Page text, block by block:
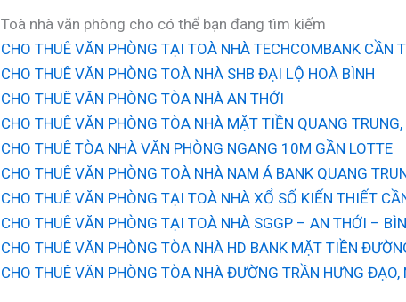
Toà nhà văn phòng cho có thể bạn đang tìm kiếm
CHO THUÊ VĂN PHÒNG TẠI TOÀ NHÀ TECHCOMBANK CẦN
CHO THUÊ VĂN PHÒNG TOÀ NHÀ SHB ĐẠI LỘ HOÀ BÌNH
CHO THUÊ VĂN PHÒNG TÒA NHÀ AN THỚI
CHO THUÊ VĂN PHÒNG TÒA NHÀ MẶT TIỀN QUANG
CHO THUÊ TÒA NHÀ VĂN PHÒNG NGANG 10M GẦN LOTTE
CHO THUÊ VĂN PHÒNG TOÀ NHÀ NAM Á BANK QUANG
CHO THUÊ VĂN PHÒNG TẠI TOÀ NHÀ XỔ SỐ KIẾN THIẾT
CHO THUÊ VĂN PHÒNG TẠI TOÀ NHÀ SGGP – AN THỚI –
CHO THUÊ VĂN PHÒNG TÒA NHÀ HD BANK MẶT TIỀN
CHO THUÊ VĂN PHÒNG TÒA NHÀ ĐƯỜNG TRẦN HƯNG ĐẠO,